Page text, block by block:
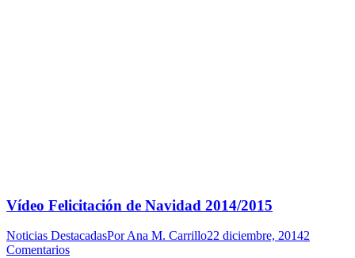
Vídeo Felicitación de Navidad 2014/2015
Noticias DestacadasPorAna M. Carrillo22 diciembre, 20142
Comentarios